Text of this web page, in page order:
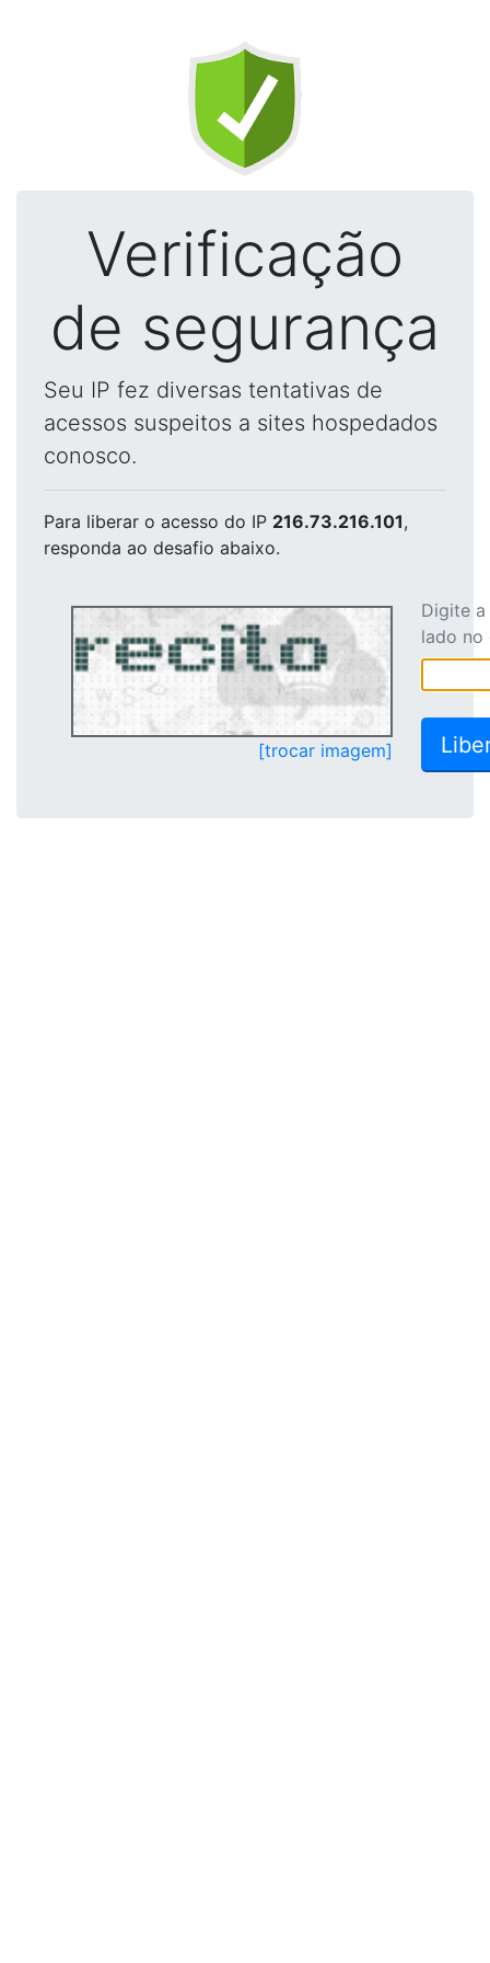
Verificação
de segurança
Seu IP fez diversas tentativas de
acessos suspeitos a sites hospedados
conosco.
Para liberar o acesso do IP 216.73.216.101,
responda ao desafio abaixo.
[trocar imagem]
Digite
lado no